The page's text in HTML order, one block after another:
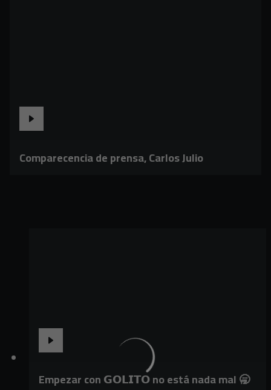
Comparecencia de prensa, Carlos Julio
Empezar con 𝗚𝗢𝗟𝗜𝗧𝗢 no está nada mal 🥱